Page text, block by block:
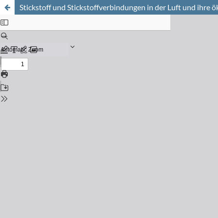
Stickstoff und Stickstoffverbindungen in der Luft und ihre